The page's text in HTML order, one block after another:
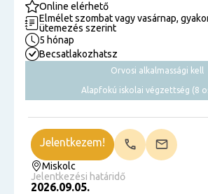
Online elérhető
Elmélet szombat vagy vasárnap,
ütemezés szerint
5 hónap
Becsatlakozhatsz
Orvosi alkalmassági kell
Alapfokú iskolai végzettség (8
Miskolc
Jelentkezési határidő
2026.09.05.
Jelentkezem!